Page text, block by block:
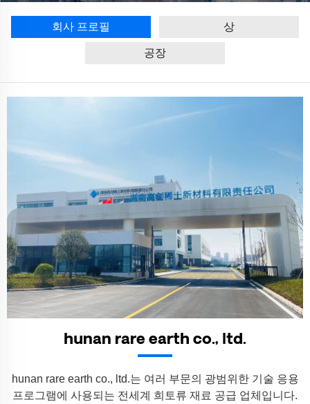
회사 프로필 상
공장
hunan rare earth co., ltd.
hunan rare earth co., ltd.는 여러 부문의 광범위한 기술 응용
프로그램에 사용되는 전세계 희토류 재료 공급 업체입니다.